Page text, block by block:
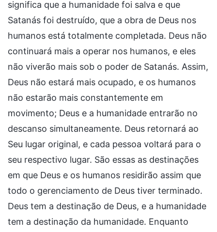
significa que a humanidade foi salva e que
Satanás foi destruído, que a obra de Deus nos
humanos está totalmente completada. Deus não
continuará mais a operar nos humanos, e eles
não viverão mais sob o poder de Satanás. Assim,
Deus não estará mais ocupado, e os humanos
não estarão mais constantemente em
movimento; Deus e a humanidade entrarão no
descanso simultaneamente. Deus retornará ao
Seu lugar original, e cada pessoa voltará para o
seu respectivo lugar. São essas as destinações
em que Deus e os humanos residirão assim que
todo o gerenciamento de Deus tiver terminado.
Deus tem a destinação de Deus, e a humanidade
tem a destinação da humanidade. Enquanto